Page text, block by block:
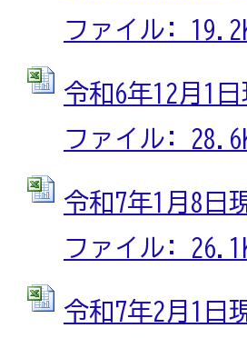
ファイル:
令和6年12月1
ファイル:
令和7年1月8日
ファイル:
令和7年2月1日